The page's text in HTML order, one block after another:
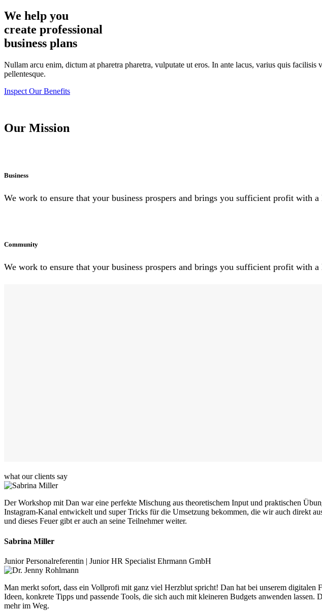
We help you
create professional
business plans
Nullam arcu enim, dictum at pharetra pharetra, vulputate ut eros. In ante lacus, varius quis facilisis
pellentesque.
Inspect Our Benefits
Our Mission
Business
We work to ensure that your business prospers and brings you sufficient profit with
Community
We work to ensure that your business prospers and brings you sufficient profit with
what our clients say
Der Workshop mit Dan war eine perfekte Mischung aus theoretischem Input und praktischen
Instagram-Kanal entwickelt und super Tricks für die Umsetzung bekommen, die wir auch direkt
und dieses Feuer gibt er auch an seine Teilnehmer weiter.
Sabrina Miller
Junior Personalreferentin | Junior HR Specialist Ehrmann GmbH
Man merkt sofort, dass ein Vollprofi mit ganz viel Herzblut spricht! Dan hat bei unserem
Ideen, konkrete Tipps und passende Tools, die sich auch mit kleineren Budgets anwenden
mehr im Weg.